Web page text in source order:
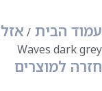
עמוד הבית
Waves dark grey
חזרה למוצרים